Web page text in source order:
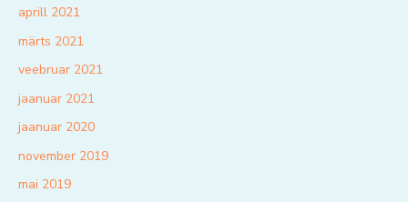
aprill 2021
märts 2021
veebruar 2021
jaanuar 2021
jaanuar 2020
november 2019
mai 2019